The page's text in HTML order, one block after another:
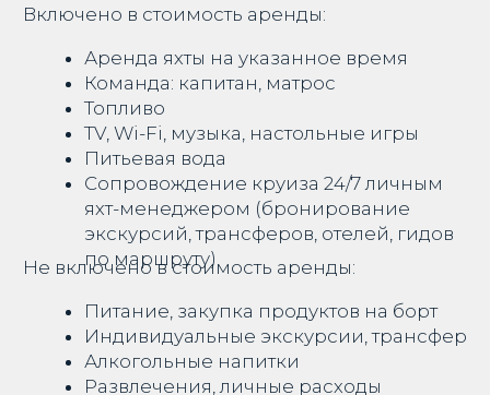
экскурсий, трансферов, отелей, гидов
Питание, закупка продуктов на борт
Индивидуальные экскурсии, трансфер
Алкогольные напитки
Развлечения, личные расходы
и чаевые